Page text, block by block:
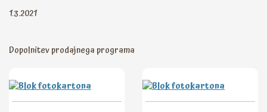
1.3.2021
Dopolnitev prodajnega programa